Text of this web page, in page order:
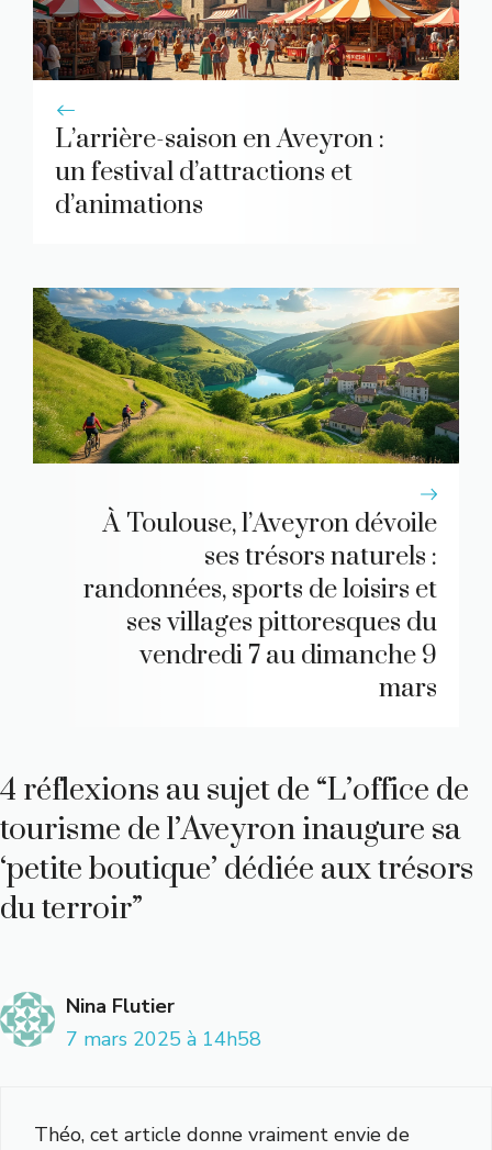
L’arrière-saison en Aveyron :
un festival d’attractions et
d’animations
À Toulouse, l’Aveyron dévoile
ses trésors naturels :
randonnées, sports de loisirs et
ses villages pittoresques du
vendredi 7 au dimanche 9
mars
4 réflexions au sujet de “L’office de
tourisme de l’Aveyron inaugure sa
‘petite boutique’ dédiée aux trésors
du terroir”
Nina Flutier
7 mars 2025 à 14h58
Théo, cet article donne vraiment envie de